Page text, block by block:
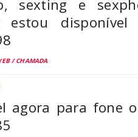
sexting e
estou
/ CHAMADA
agora para fone